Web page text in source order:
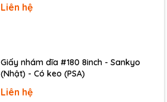
Liên hệ
Giấy nhám dĩa #180 8inch - Sankyo
(Nhật) - Có keo (PSA)
Liên hệ